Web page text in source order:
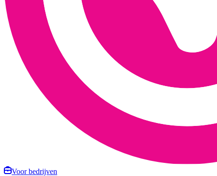
Voor bedrijven